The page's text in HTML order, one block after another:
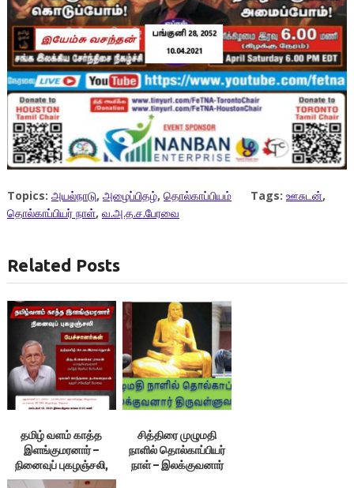
Topics: அயல்நாடு, அழைப்பிதழ், தொல்காப்பியம் Tags: ஊசுடன்,
தொல்காப்பியர் நாள், வ.அ.த.ச.பேரவை
Related Posts
தமிழ் வளம் காத்த
இளங்குமரனார் –
நினைவுப் புகழஞ்சலி,
12.09.21
சித்திரை முழுமதி
நாளில் தொல்காப்பியர்
நாள் – இலக்குவனார்